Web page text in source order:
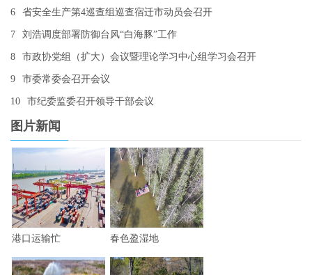
6 省安全生产第4巡查组巡查宿迁市动员会召开
7 刘浩调度部署防御台风“白海豚”工作
8 市政协党组（扩大）会议暨理论学习中心组学习会召开
9 市委常委会召开会议
10 市纪委监委召开领导干部会议
图片新闻
港口运输忙 春色盈湿地